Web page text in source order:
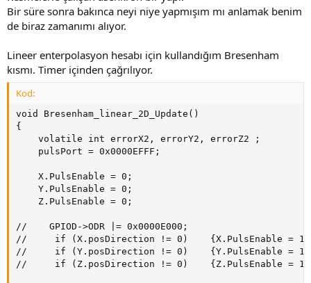
Bir süre sonra bakınca neyi niye yapmışım mı anlamak benim
de biraz zamanımı alıyor.
Lineer enterpolasyon hesabı için kullandığım Bresenham
kısmı. Timer içinden çağrılıyor.
Kod:
void Bresenham_linear_2D_Update()
{
    volatile int errorX2, errorY2, errorZ2 ;
    pulsPort = 0x0000EFFF;
    X.PulsEnable = 0;
    Y.PulsEnable = 0;
    Z.PulsEnable = 0;
//    GPIOD->ODR |= 0x0000E000;
//     if (X.posDirection != 0)    {X.PulsEnable = 1;
//     if (Y.posDirection != 0)    {Y.PulsEnable = 1;
//     if (Z.posDirection != 0)    {Z.PulsEnable = 1;